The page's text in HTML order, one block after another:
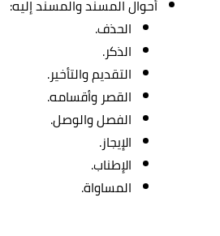
أحوال المسند والمسند إليه:
الحذف.
الذكر.
التقديم والتأخير.
القصر وأقسامه.
الفصل والوصل.
الإيجاز.
الإطناب.
المساواة.